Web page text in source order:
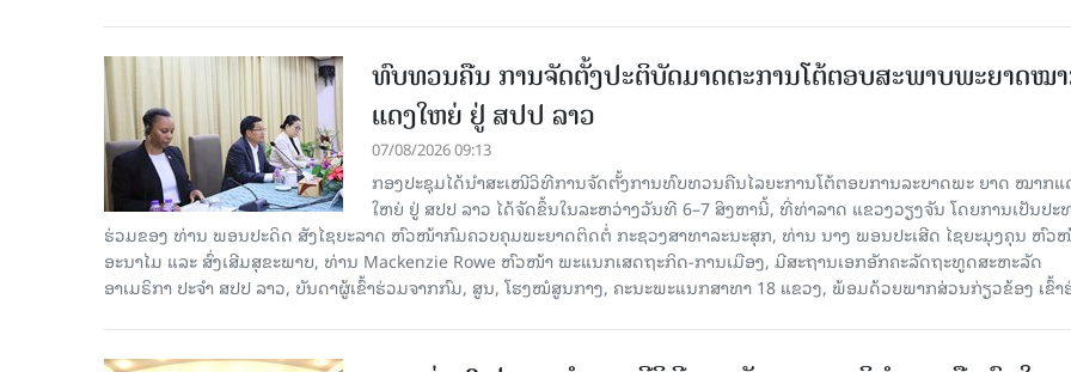
ທົບທວນຄືນ ການຈັດຕັ້ງປະຕິບັດມາດຕະການໂຕ້ຕອບສະພາບພະຍາດໝ
ແດງໃຫຍ່ ຢູ່ ສປປ ລາວ
07/08/2026 09:13
ກອງປະຊຸມໄດ້ນຳສະເໜີວິທີການຈັດຕັ້ງການທົບທວນຄືນໄລຍະການໂຕ້ຕອບການລະບາດພະ ຍາດ ໝາກແ
ໃຫຍ່ ຢູ່ ສປປ ລາວ ໄດ້ຈັດຂຶ້ນໃນລະຫວ່າງວັນທີ 6–7 ສິງຫານີ້, ທີ່ທ່າລາດ ແຂວງວຽງຈັນ ໂດຍການເປັນປະ
ຮ່ວມຂອງ ທ່ານ ພອນປະດິດ ສັງໄຊຍະລາດ ຫົວໜ້າກົມຄວບຄຸມພະຍາດຕິດຕໍ່ ກະຊວງສາທາລະນະສຸກ, ທ່ານ ນາງ ພອນປະເສີດ ໄຊຍະມຸງຄຸນ ຫົວ
ອະນາໄມ ແລະ ສົ່ງເສີມສຸຂະພາບ, ທ່ານ Mackenzie Rowe ຫົວໜ້າ ພະແນກເສດຖະກິດ-ການເມືອງ, ມີສະຖານເອກອັກຄະລັດຖະທູດສະຫະລັດ
ອາເມຣິກາ ປະຈຳ ສປປ ລາວ, ບັນດາຜູ້ເຂົ້າຮ່ວມຈາກກົມ, ສູນ, ໂຮງໝໍສູນກາງ, ຄະນະພະແນກສາທາ 18 ແຂວງ, ພ້ອມດ້ວຍພາກສ່ວນກ່ຽວຂ້ອງ ເຂົ້າ